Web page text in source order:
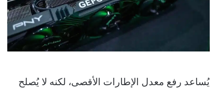
يُساعد رفع معدل الإطارات الأقصى، لكنه لا يُصلح